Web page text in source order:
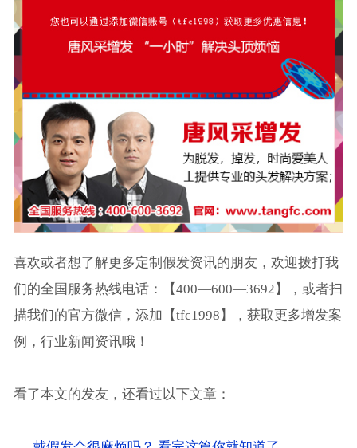
喜欢或者想了解更多定制假发资讯的朋友，欢迎拨打我
们的全国服务热线电话：【400—600—3692】，或者扫
描我们的官方微信，添加【tfc1998】，获取更多增发案
例，行业新闻资讯哦！
看了本文的发友，还看过以下文章：